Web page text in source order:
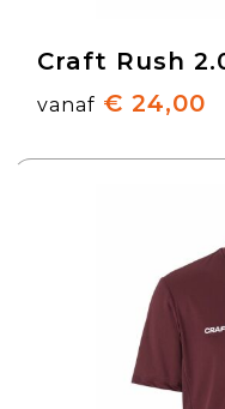
Craft Rush
vanaf € 24,00